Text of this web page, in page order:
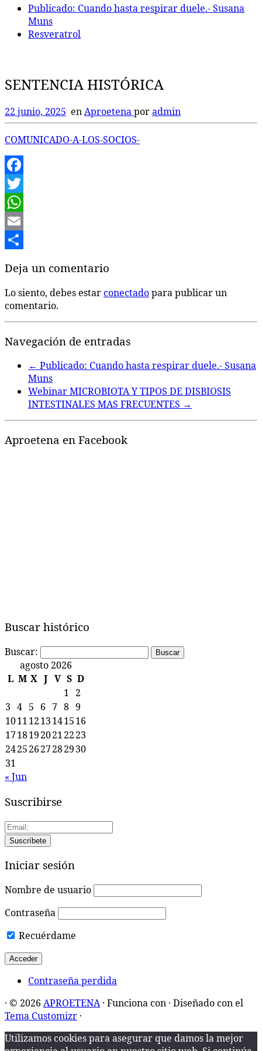
Publicado: Cuando hasta respirar duele.- Susana
Muns
Resveratrol
SENTENCIA HISTÓRICA
22 junio, 2025 enAproetenaporadmin
COMUNICADO-A-LOS-SOCIOS-
Facebook
Twitter
WhatsApp
Email
Deja un comentario
Lo siento, debes estarconectadopara publicar un
comentario.
Navegación de entradas
← Publicado: Cuando hasta respirar duele.- Susana
Muns
Webinar MICROBIOTA Y TIPOS DE DISBIOSIS
INTESTINALES MAS FRECUENTES →
Aproetena en Facebook
Buscar histórico
Buscar:
agosto 2026
L M X J V S D
1 2
3 4 5 6 7 8 9
10111213141516
17181920212223
24252627282930
31
« Jun
Suscribirse
Iniciar sesión
Nombre de usuario
Contraseña
Recuérdame
Contraseña perdida
· © 2026 APROETENA· Funciona con · Diseñado con el
Tema Customizr ·
Utilizamos cookies para asegurar que damos la mejor